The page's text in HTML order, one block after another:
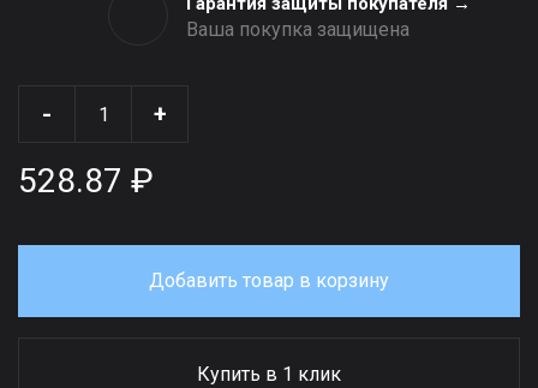
Ваша покупка защищена
- +
528.87 ₽
Добавить товар в корзину
Купить в 1 клик